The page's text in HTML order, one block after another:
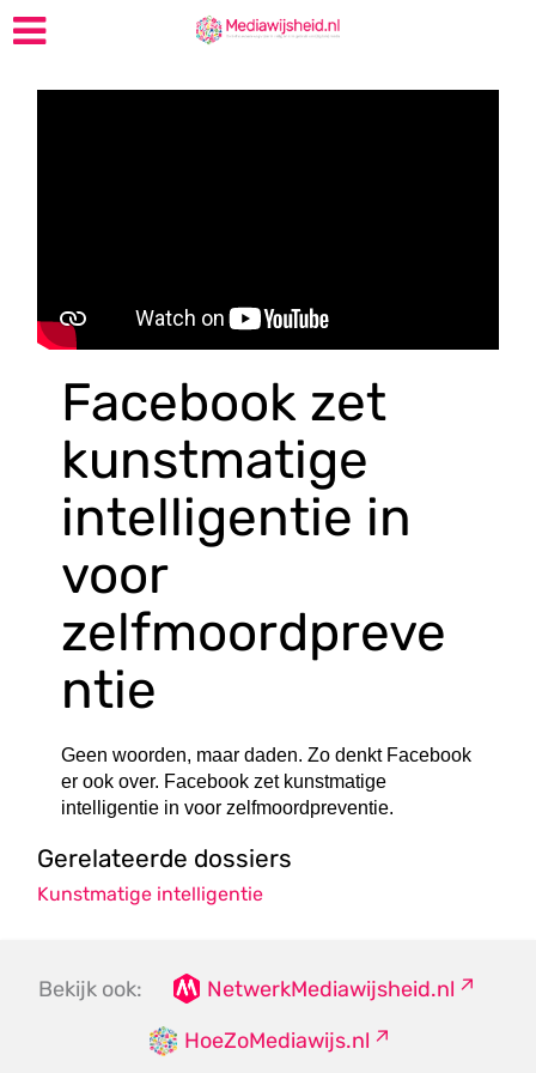
Facebook zet
kunstmatige
intelligentie in
voor
zelfmoordpreve
ntie
Geen woorden, maar daden. Zo denkt Facebook
er ook over. Facebook zet kunstmatige
intelligentie in voor zelfmoordpreventie.
Gerelateerde dossiers
Kunstmatige intelligentie
Bekijk ook:
NetwerkMediawijsheid.nl
HoeZoMediawijs.nl